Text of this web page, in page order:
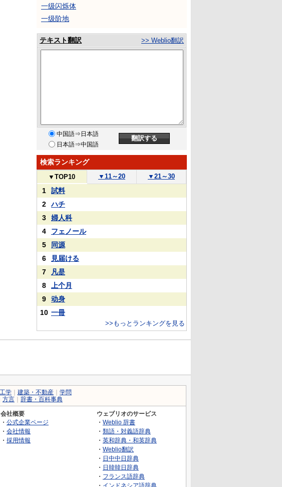
一级闪烁体
一级阶地
テキスト翻訳 >> Weblio翻訳
中国語⇒日本語
日本語⇒中国語
検索ランキング
▼ TOP10 ▼ 11～20 ▼ 21～30
1
試料
2
ハチ
3
婦人科
4
フェノール
5
同源
6
見届ける
7
凡是
8
上个月
9
动身
10 一冊
>>もっとランキングを見る
工学 建築・不動産
学問
方言 辞書・百科事典
会社概要
・ 公式企業ページ
・ 会社情報
・ 採用情報
ウェブリオのサービス
・ Weblio 辞書
・ 類語・対義語辞典
・ 英和辞典・和英辞典
・ Weblio翻訳
・ 日中中日辞典
・ 日韓韓日辞典
・ フランス語辞典
・ インドネシア語辞典